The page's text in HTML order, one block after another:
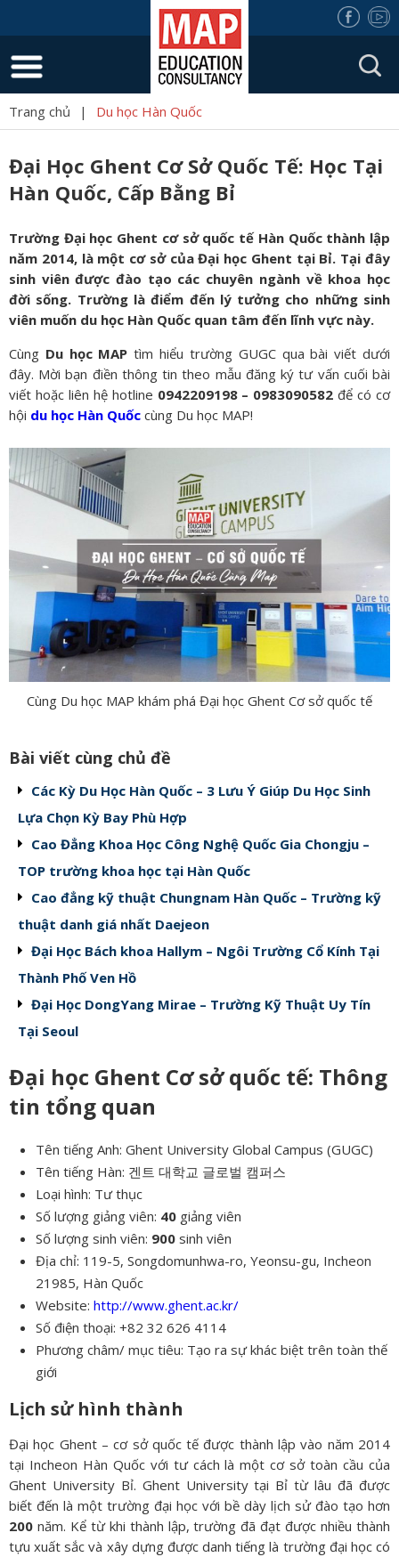
Trang chủ | Du học Hàn Quốc
Đại Học Ghent Cơ Sở Quốc Tế: Học Tại
Hàn Quốc, Cấp Bằng Bỉ
Trường Đại học Ghent cơ sở quốc tế Hàn Quốc thành lập
năm 2014, là một cơ sở của Đại học Ghent tại Bỉ. Tại đây
sinh viên được đào tạo các chuyên ngành về khoa học
đời sống. Trường là điểm đến lý tưởng cho những sinh
viên muốn du học Hàn Quốc quan tâm đến lĩnh vực này.
Cùng Du học MAPtìm hiểu trường GUGC qua bài viết dưới
đây. Mời bạn điền thông tin theo mẫu đăng ký tư vấn cuối bài
viết hoặc liên hệ hotline 0942209198 – 0983090582 để có cơ
hội du học Hàn Quốc cùng Du học MAP!
Cùng Du học MAP khám phá Đại học Ghent Cơ sở quốc tế
Bài viết cùng chủ đề
Các Kỳ Du Học Hàn Quốc – 3 Lưu Ý Giúp Du Học Sinh
Lựa Chọn Kỳ Bay Phù Hợp
Cao Đẳng Khoa Học Công Nghệ Quốc Gia Chongju –
TOP trường khoa học tại Hàn Quốc
Cao đẳng kỹ thuật Chungnam Hàn Quốc – Trường kỹ
thuật danh giá nhất Daejeon
Đại Học Bách khoa Hallym – Ngôi Trường Cổ Kính Tại
Thành Phố Ven Hồ
Đại Học DongYang Mirae – Trường Kỹ Thuật Uy Tín
Tại Seoul
Đại học Ghent Cơ sở quốc tế: Thông
tin tổng quan
Tên tiếng Anh: Ghent University Global Campus (GUGC)
Tên tiếng Hàn: 겐트 대학교 글로벌 캠퍼스
Loại hình: Tư thục
Số lượng giảng viên: 40 giảng viên
Số lượng sinh viên: 900 sinh viên
Địa chỉ: 119-5, Songdomunhwa-ro, Yeonsu-gu, Incheon
21985, Hàn Quốc
Website: http://www.ghent.ac.kr/
Số điện thoại: +82 32 626 4114
Phương châm/ mục tiêu: Tạo ra sự khác biệt trên toàn thế
giới
Lịch sử hình thành
Đại học Ghent – cơ sở quốc tế được thành lập vào năm 2014
tại Incheon Hàn Quốc với tư cách là một cơ sở toàn cầu của
Ghent University Bỉ. Ghent University tại Bỉ từ lâu đã được
biết đến là một trường đại học với bề dày lịch sử đào tạo hơn
200 năm. Kể từ khi thành lập, trường đã đạt được nhiều thành
tựu xuất sắc và xây dựng được danh tiếng là trường đại học có